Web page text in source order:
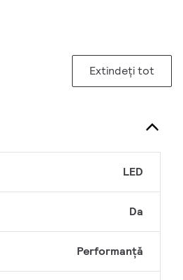
Extindeți tot
LED
Da
Performanță